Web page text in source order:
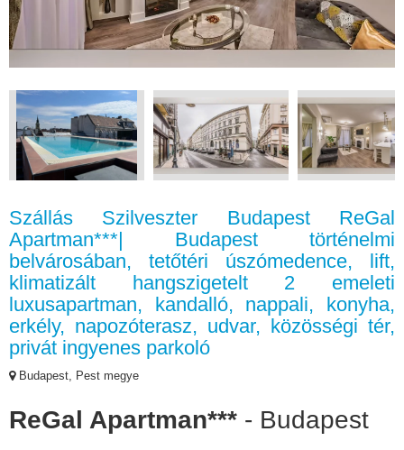
Szállás Szilveszter Budapest ReGal
Apartman***| Budapest történelmi
belvárosában, tetőtéri úszómedence, lift,
klimatizált hangszigetelt 2 emeleti
luxusapartman, kandalló, nappali, konyha,
erkély, napozóterasz, udvar, közösségi tér,
privát ingyenes parkoló
Budapest, Pest megye
ReGal Apartman*** - Budapest